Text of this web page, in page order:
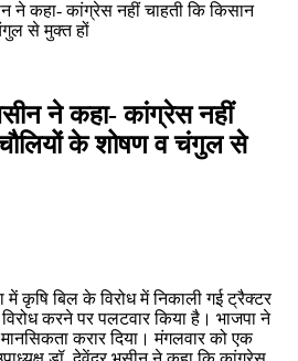
ने कहा- कांग्रेस नहीं चाहती कि किसान
से मुक्त हों
ने कहा- कांग्रेस नहीं
के शोषण व चंगुल से
में कृषि बिल के विरोध में निकाली गई ट्रैक्टर
करने पर पलटवार किया है। भाजपा ने
करार दिया। मंगलवार को एक